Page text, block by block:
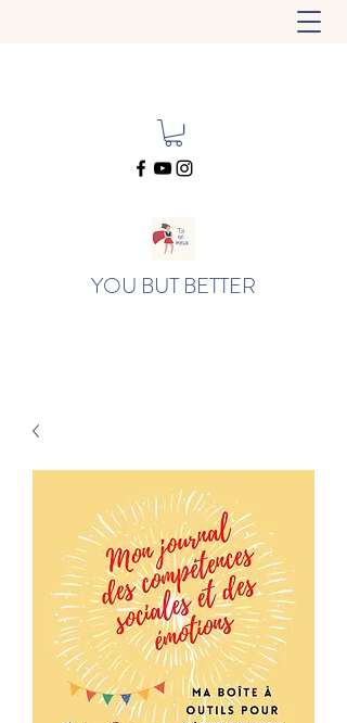
YOU BUT BETTER